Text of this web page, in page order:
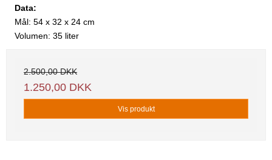
Data:
Mål: 54 x 32 x 24 cm
Volumen: 35 liter
2.500,00 DKK
1.250,00 DKK
Vis produkt